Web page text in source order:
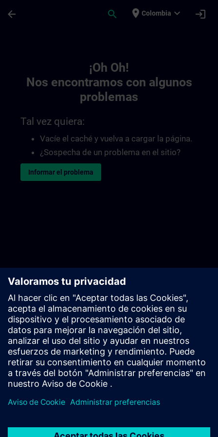
arrow_back search place Colombia expand_more login
¡Oh Oh!
Nos encontramos con algunos
problemas
Tal vez quiera:
Vacíe el caché y vuelva a cargar la página.
¿Sospecha de un problema en el sitio?
Informar el problema